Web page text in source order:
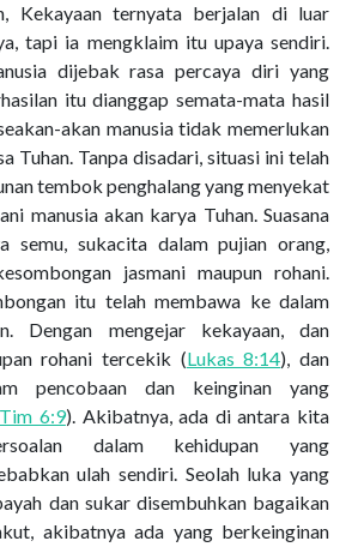
Kekayaan ternyata berjalan di luar
tapi ia mengklaim itu upaya sendiri.
dijebak rasa percaya diri yang
itu dianggap semata-mata hasil
akan manusia tidak memerlukan
Tuhan. Tanpa disadari, situasi ini telah
tembok penghalang yang menyekat
manusia akan karya Tuhan. Suasana
semu, sukacita dalam pujian orang,
jasmani maupun rohani.
itu telah membawa ke dalam
Dengan mengejar kekayaan, dan
rohani tercekik (Lukas 8:14), dan
pencobaan dan keinginan yang
6:9). Akibatnya, ada di antara kita
dalam kehidupan yang
ulah sendiri. Seolah luka yang
dan sukar disembuhkan bagaikan
akibatnya ada yang berkeinginan